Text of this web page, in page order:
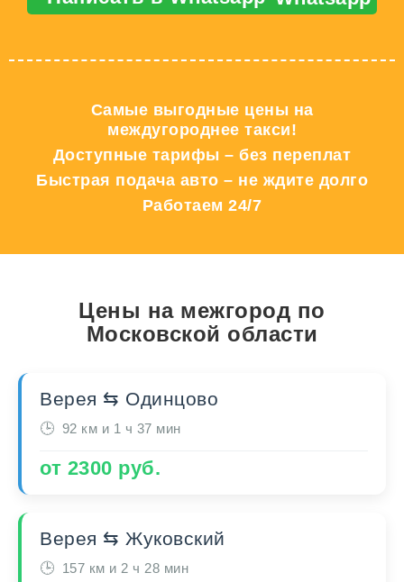
Самые выгодные цены на
междугороднее такси!
Доступные тарифы – без переплат
Быстрая подача авто – не ждите долго
Работаем 24/7
Цены на межгород по
Московской области
Верея ⇆ Одинцово
92 км и 1 ч 37 мин
от 2300 руб.
Верея ⇆ Жуковский
157 км и 2 ч 28 мин